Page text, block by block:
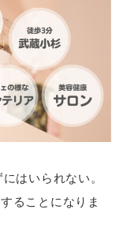
はいられない。
ることになりま